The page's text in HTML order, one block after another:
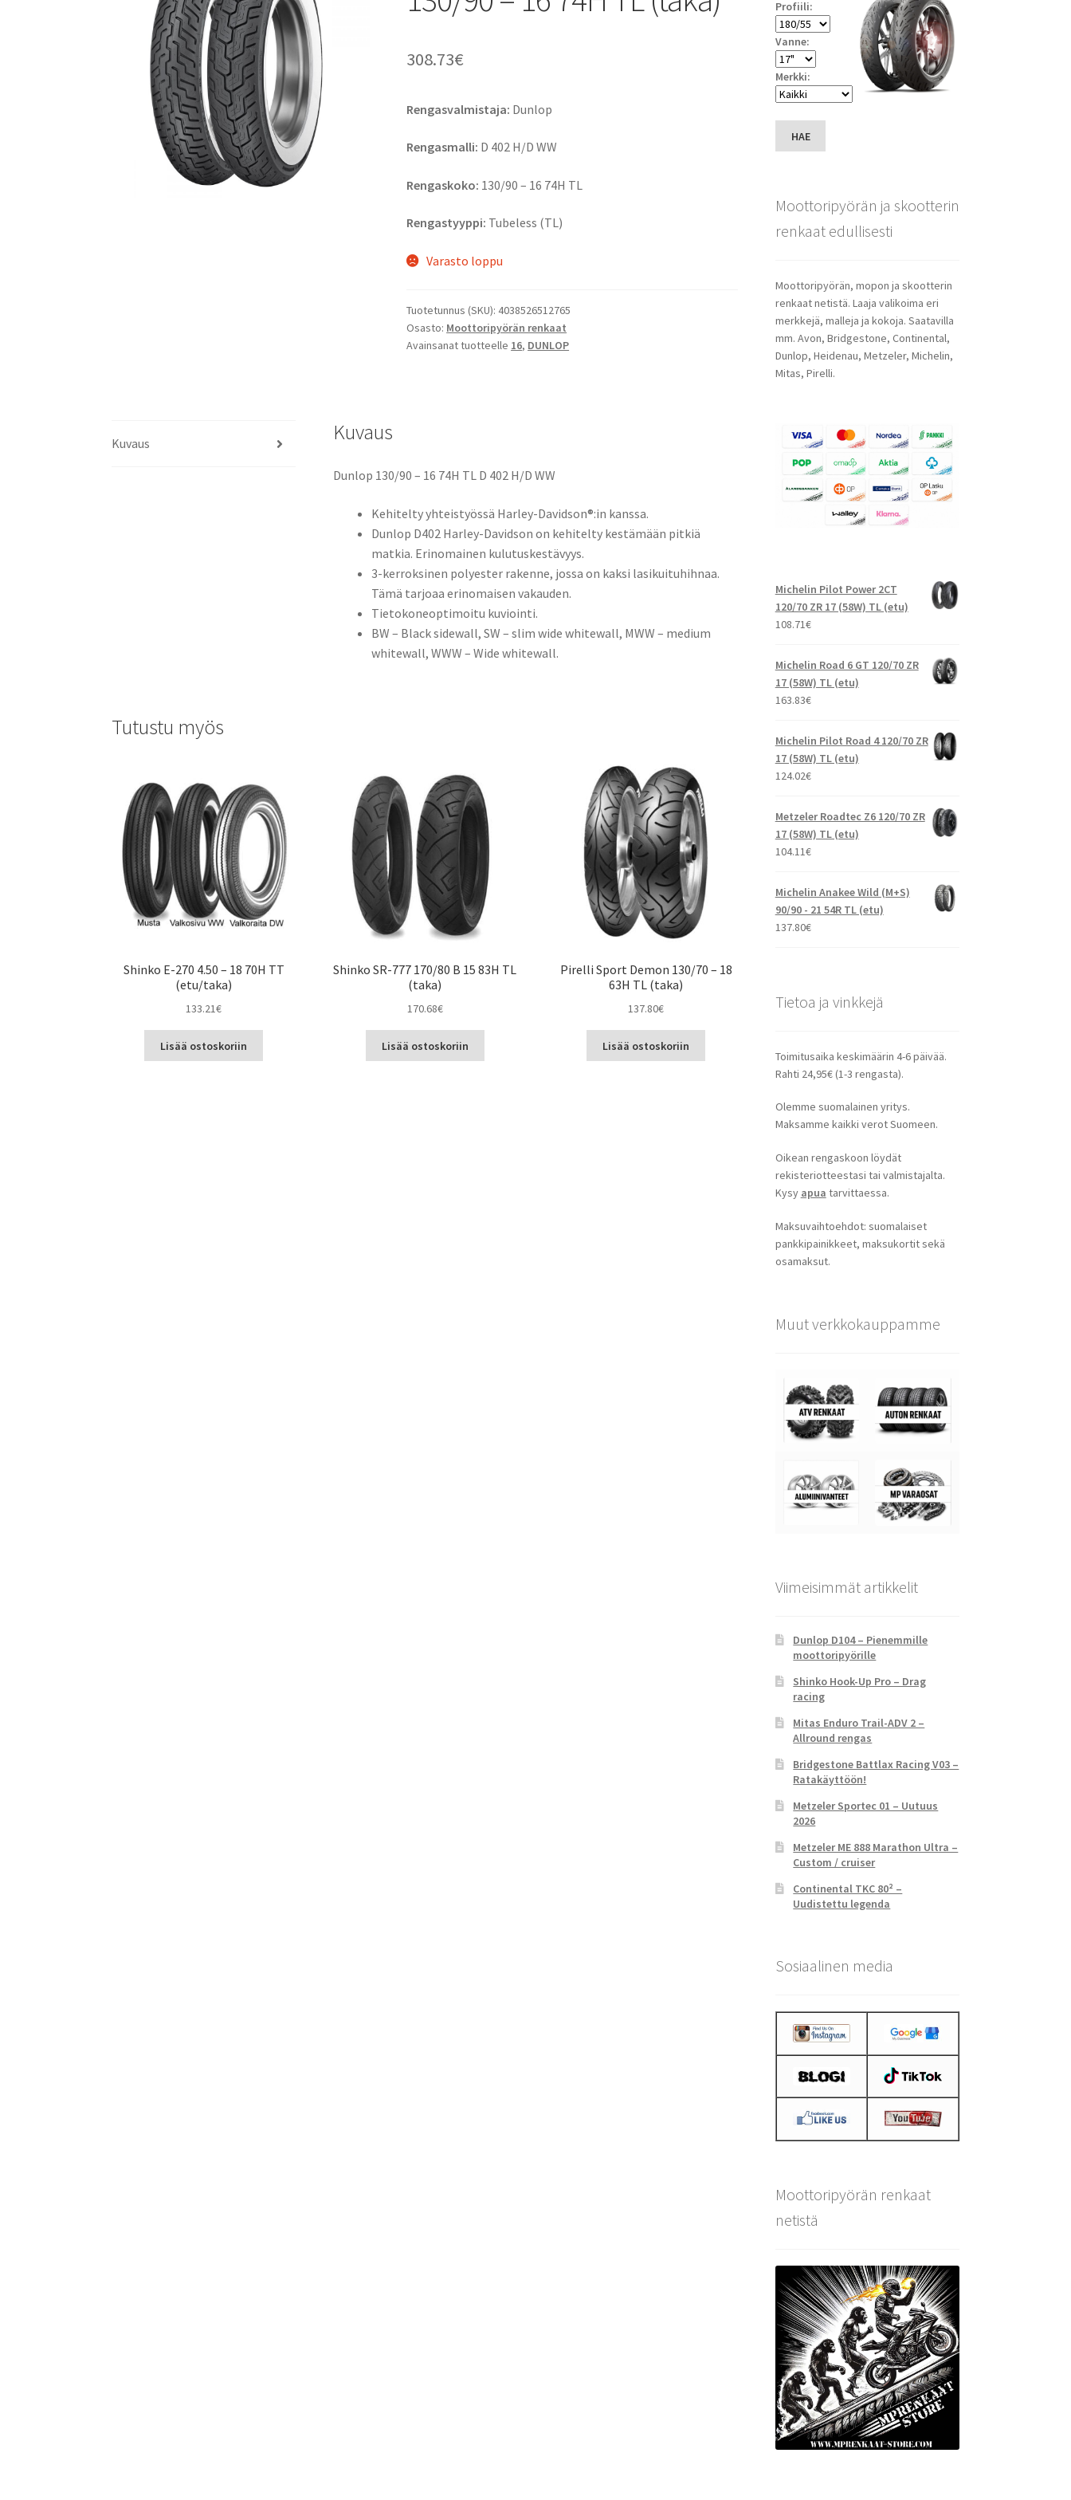
308.73€
Rengasvalmistaja: Dunlop
Rengasmalli: D 402 H/D WW
Rengaskoko: 130/90 – 16 74H TL
Rengastyyppi: Tubeless (TL)
Varasto loppu
Tuotetunnus (SKU):4038526512765
Osasto: Moottoripyörän renkaat
Avainsanat tuotteelle 16, DUNLOP
Kuvaus Kuvaus
Dunlop 130/90 – 16 74H TL D 402 H/D WW
Kehitelty yhteistyössä Harley-Davidson®:in kanssa.
Dunlop D402 Harley-Davidson on kehitelty kestämään pitkiä
matkia. Erinomainen kulutuskestävyys.
3-kerroksinen polyester rakenne, jossa on kaksi lasikuituhihnaa.
Tämä tarjoaa erinomaisen vakauden.
Tietokoneoptimoitu kuviointi.
BW – Black sidewall, SW – slim wide whitewall, MWW – medium
whitewall, WWW – Wide whitewall.
Tutustu myös
Shinko E-270 4.50 – 18 70H TT
(etu/taka)
133.21€
Lisää ostoskoriin
Shinko SR-777 170/80 B 15 83H TL
(taka)
170.68€
Lisää ostoskoriin
Pirelli Sport Demon 130/70 – 18
63H TL (taka)
137.80€
Lisää ostoskoriin
Profiili:
Vanne:
Merkki:
HAE
Moottoripyörän ja skootterin
renkaat edullisesti
Moottoripyörän, mopon ja skootterin
renkaat netistä. Laaja valikoima eri
merkkejä, malleja ja kokoja. Saatavilla
mm. Avon, Bridgestone, Continental,
Dunlop, Heidenau, Metzeler, Michelin,
Mitas, Pirelli.
Michelin Pilot Power 2CT
120/70 ZR 17 (58W) TL (etu)
108.71€
Michelin Road 6 GT 120/70 ZR
17 (58W) TL (etu)
163.83€
Michelin Pilot Road 4 120/70 ZR
17 (58W) TL (etu)
124.02€
Metzeler Roadtec Z6 120/70 ZR
17 (58W) TL (etu)
104.11€
Michelin Anakee Wild (M+S)
90/90 - 21 54R TL (etu)
137.80€
Tietoa ja vinkkejä
Toimitusaika keskimäärin 4-6 päivää.
Rahti 24,95€ (1-3 rengasta).
Olemme suomalainen yritys.
Maksamme kaikki verot Suomeen.
Oikean rengaskoon löydät
rekisteriotteestasi tai valmistajalta.
Kysy apua tarvittaessa.
Maksuvaihtoehdot: suomalaiset
pankkipainikkeet, maksukortit sekä
osamaksut.
Muut verkkokauppamme
Viimeisimmät artikkelit
Dunlop D104 – Pienemmille
moottoripyörille
Shinko Hook-Up Pro – Drag
racing
Mitas Enduro Trail-ADV 2 –
Allround rengas
Bridgestone Battlax Racing V03 –
Ratakäyttöön!
Metzeler Sportec 01 – Uutuus
2026
Metzeler ME 888 Marathon Ultra –
Custom / cruiser
Continental TKC 80² –
Uudistettu legenda
Sosiaalinen media
Moottoripyörän renkaat
netistä